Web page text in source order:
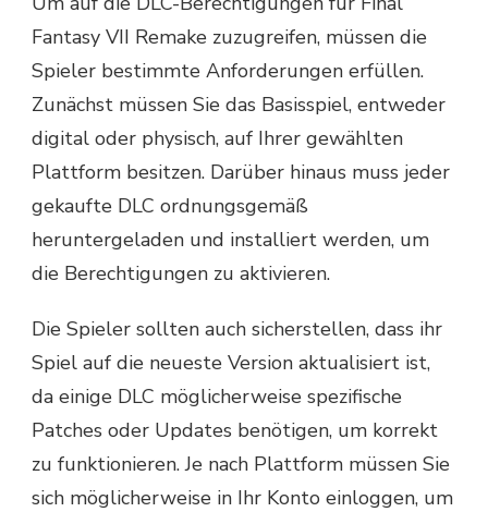
Fantasy VII Remake zuzugreifen, müssen die
Spieler bestimmte Anforderungen erfüllen.
Zunächst müssen Sie das Basisspiel, entweder
digital oder physisch, auf Ihrer gewählten
Plattform besitzen. Darüber hinaus muss jeder
gekaufte DLC ordnungsgemäß
heruntergeladen und installiert werden, um
die Berechtigungen zu aktivieren.
Die Spieler sollten auch sicherstellen, dass ihr
Spiel auf die neueste Version aktualisiert ist,
da einige DLC möglicherweise spezifische
Patches oder Updates benötigen, um korrekt
zu funktionieren. Je nach Plattform müssen Sie
sich möglicherweise in Ihr Konto einloggen, um